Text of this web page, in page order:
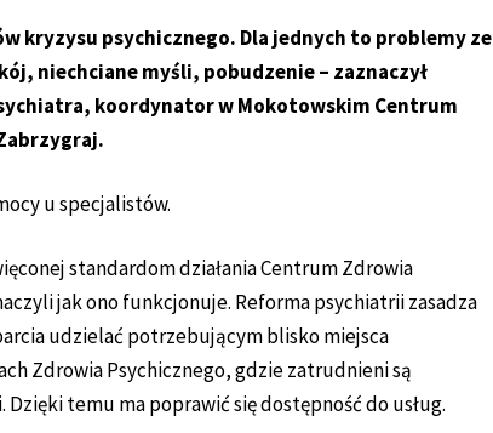
kryzysu psychicznego. Dla jednych to problemy ze
niechciane myśli, pobudzenie – zaznaczył
koordynator w Mokotowskim Centrum
u specjalistów.
standardom działania Centrum Zdrowia
jak ono funkcjonuje. Reforma psychiatrii zasadza
udzielać potrzebującym blisko miejsca
Zdrowia Psychicznego, gdzie zatrudnieni są
temu ma poprawić się dostępność do usług.